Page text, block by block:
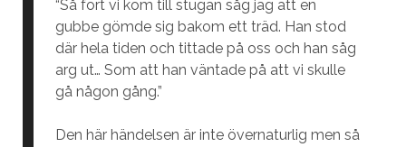
“Så fort vi kom till stugan såg jag att en
gubbe gömde sig bakom ett träd. Han stod
där hela tiden och tittade på oss och han såg
arg ut… Som att han väntade på att vi skulle
gå någon gång.”
Den här händelsen är inte övernaturlig men så